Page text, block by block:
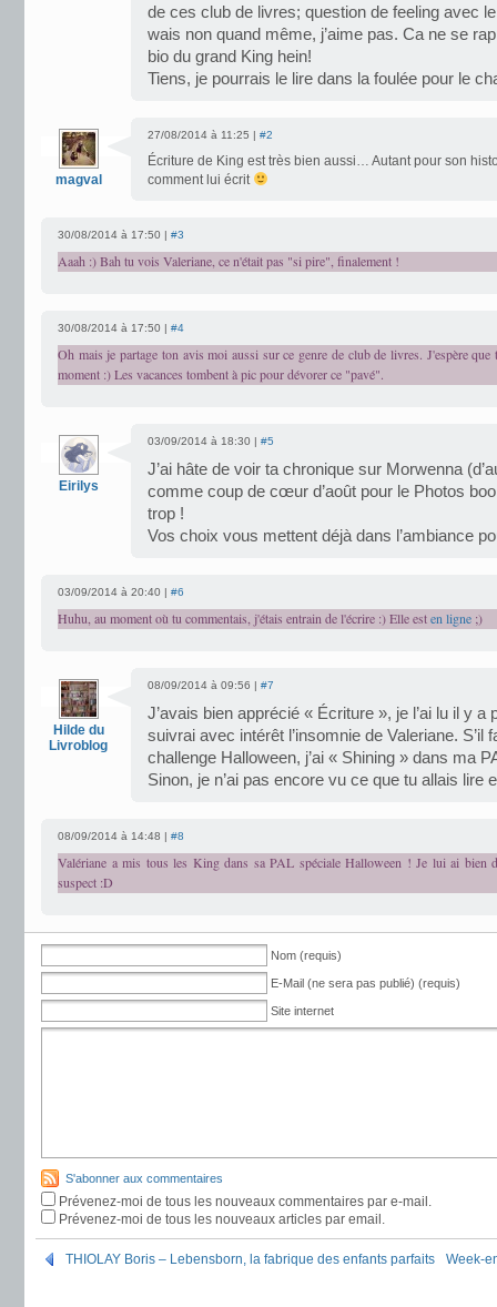
de ces club de livres; question de feeling avec
wais non quand même, j’aime pas. Ca ne se
bio du grand King hein!
Tiens, je pourrais le lire dans la foulée pour le
magval
27/08/2014 à 11:25 | #2
Écriture de King est très bien aussi… Autant pour son
comment lui écrit
30/08/2014 à 17:50 | #3
Aaah :) Bah tu vois Valeriane, ce n'était pas "si pire", finalement !
30/08/2014 à 17:50 | #4
Oh mais je partage ton avis moi aussi sur ce genre de club de livres. J'espère que
moment :) Les vacances tombent à pic pour dévorer ce "pavé".
Eirilys
03/09/2014 à 18:30 | #5
J’ai hâte de voir ta chronique sur Morwenna
comme coup de cœur d’août pour le Photos
trop !
Vos choix vous mettent déjà dans l’ambiance
03/09/2014 à 20:40 | #6
Huhu, au moment où tu commentais, j'étais entrain de l'écrire :) Elle esten ligne ;)
Hilde du
Livroblog
08/09/2014 à 09:56 | #7
J’avais bien apprécié « Écriture », je l’ai lu il y a
suivrai avec intérêt l’insomnie de Valeriane. S’il
challenge Halloween, j’ai « Shining » dans ma
Sinon, je n’ai pas encore vu ce que tu allais lire
08/09/2014 à 14:48 | #8
Valériane a mis tous les King dans sa PAL spéciale Halloween ! Je lui ai bien
suspect :D
Nom (requis)
E-Mail (ne sera pas publié) (requis)
Site internet
S'abonner aux commentaires
Prévenez-moi de tous les nouveaux commentaires par e-mail.
Prévenez-moi de tous les nouveaux articles par email.
THIOLAY Boris – Lebensborn, la fabrique des enfants parfaits Week-